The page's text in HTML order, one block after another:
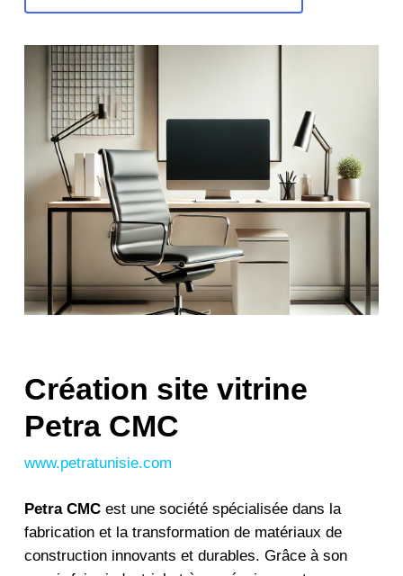
Création site vitrine
Petra CMC
www.petratunisie.com
Petra CMCest une société spécialisée dans la
fabrication et la transformation de matériaux de
construction innovants et durables. Grâce à son